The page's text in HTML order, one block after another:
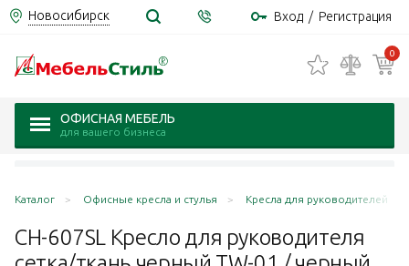
Новосибирск Вход / Регистрация
0
ОФИСНАЯ МЕБЕЛЬ
для вашего бизнеса
Каталог Офисные кресла и стулья Кресла для руководителей
CH-607SL Кресло для руководителя